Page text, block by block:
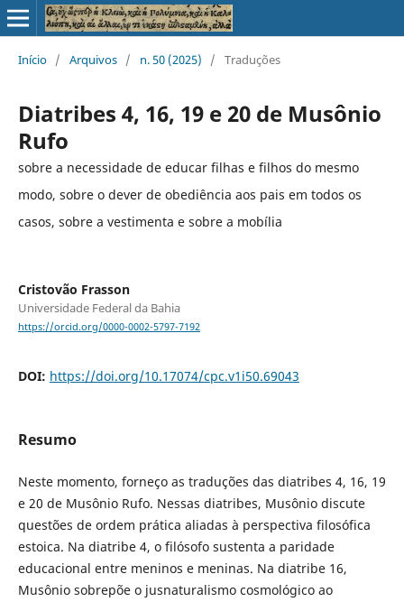
Início / Arquivos / n. 50 (2025) / Traduções
Diatribes 4, 16, 19 e 20 de Musônio
Rufo
sobre a necessidade de educar filhas e filhos do mesmo
modo, sobre o dever de obediência aos pais em todos os
casos, sobre a vestimenta e sobre a mobília
Cristovão Frasson
Universidade Federal da Bahia
https://orcid.org/0000-0002-5797-7192
DOI: https://doi.org/10.17074/cpc.v1i50.69043
Resumo
Neste momento, forneço as traduções das diatribes 4, 16, 19
e 20 de Musônio Rufo. Nessas diatribes, Musônio discute
questões de ordem prática aliadas à perspectiva filosófica
estoica. Na diatribe 4, o filósofo sustenta a paridade
educacional entre meninos e meninas. Na diatribe 16,
Musônio sobrepõe o jusnaturalismo cosmológico ao